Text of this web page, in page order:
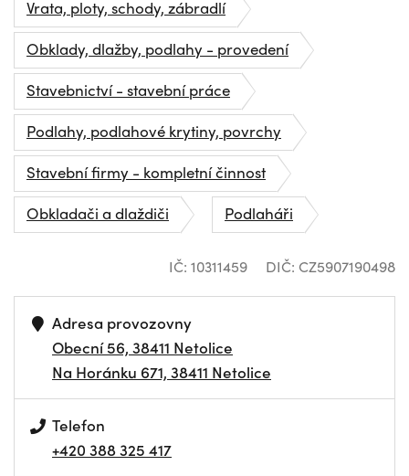
Vrata, ploty, schody, zábradlí
Obklady, dlažby, podlahy - provedení
Stavebnictví - stavební práce
Podlahy, podlahové krytiny, povrchy
Stavební firmy - kompletní činnost
Obkladači a dlaždiči
Podlaháři
IČ: 10311459 DIČ: CZ5907190498
Adresa provozovny
Obecní 56, 38411 Netolice
Na Horánku 671, 38411 Netolice
Telefon
+420 388 325 417